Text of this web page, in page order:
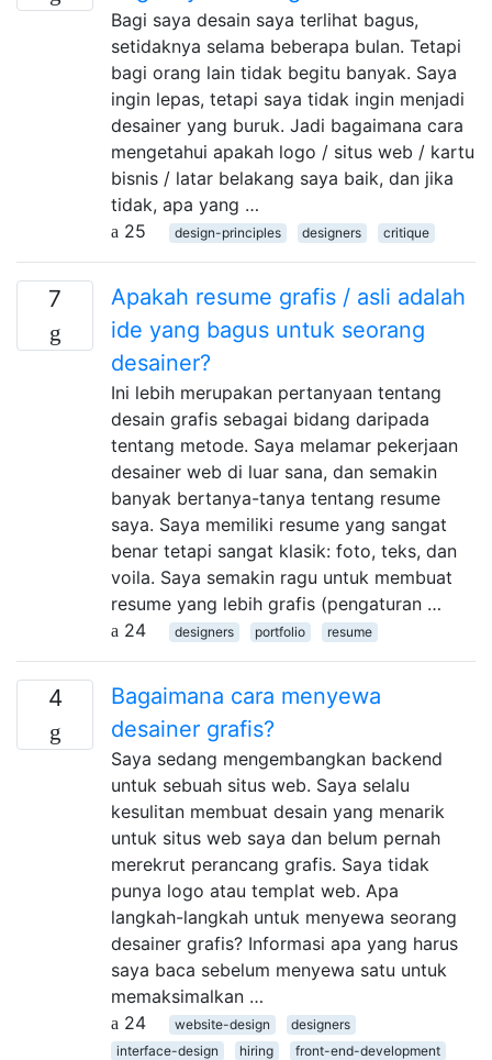
Bagi saya desain saya terlihat bagus,
setidaknya selama beberapa bulan. Tetapi
bagi orang lain tidak begitu banyak. Saya
ingin lepas, tetapi saya tidak ingin menjadi
desainer yang buruk. Jadi bagaimana cara
mengetahui apakah logo / situs web / kartu
bisnis / latar belakang saya baik, dan jika
tidak, apa yang …
25
design-principles designers critique
7
Apakah resume grafis / asli adalah
ide yang bagus untuk seorang
desainer?
Ini lebih merupakan pertanyaan tentang
desain grafis sebagai bidang daripada
tentang metode. Saya melamar pekerjaan
desainer web di luar sana, dan semakin
banyak bertanya-tanya tentang resume
saya. Saya memiliki resume yang sangat
benar tetapi sangat klasik: foto, teks, dan
voila. Saya semakin ragu untuk membuat
resume yang lebih grafis (pengaturan …
24
designers portfolio resume
4
Bagaimana cara menyewa
desainer grafis?
Saya sedang mengembangkan backend
untuk sebuah situs web. Saya selalu
kesulitan membuat desain yang menarik
untuk situs web saya dan belum pernah
merekrut perancang grafis. Saya tidak
punya logo atau templat web. Apa
langkah-langkah untuk menyewa seorang
desainer grafis? Informasi apa yang harus
saya baca sebelum menyewa satu untuk
memaksimalkan …
24
website-design
designers
interface-design
hiring front-end-development